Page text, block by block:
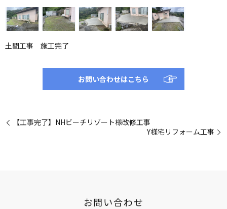
土間工事 施工完了
お問い合わせはこちら
【工事完了】NHビーチリゾート様改修工事
Y様宅リフォーム工事
お問い合わせ